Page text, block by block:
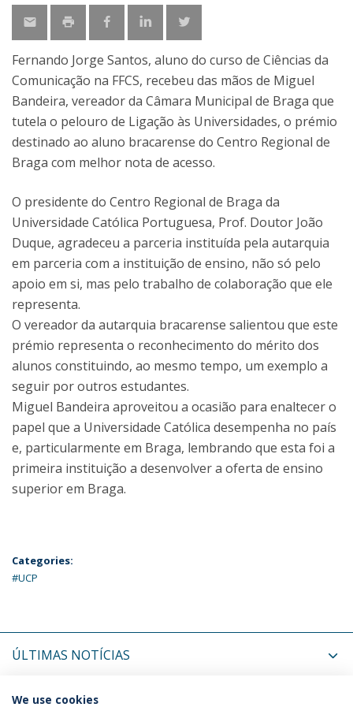
Fernando Jorge Santos, aluno do curso de Ciências da
Comunicação na FFCS, recebeu das mãos de Miguel
Bandeira, vereador da Câmara Municipal de Braga que
tutela o pelouro de Ligação às Universidades, o prémio
destinado ao aluno bracarense do Centro Regional de
Braga com melhor nota de acesso.
O presidente do Centro Regional de Braga da
Universidade Católica Portuguesa, Prof. Doutor João
Duque, agradeceu a parceria instituída pela autarquia
em parceria com a instituição de ensino, não só pelo
apoio em si, mas pelo trabalho de colaboração que ele
representa.
O vereador da autarquia bracarense salientou que este
prémio representa o reconhecimento do mérito dos
alunos constituindo, ao mesmo tempo, um exemplo a
seguir por outros estudantes.
Miguel Bandeira aproveitou a ocasião para enaltecer o
papel que a Universidade Católica desempenha no país
e, particularmente em Braga, lembrando que esta foi a
primeira instituição a desenvolver a oferta de ensino
superior em Braga.
Categories:
#UCP
ÚLTIMAS NOTÍCIAS
PRÓXIMOS EVENTOS
We use cookies